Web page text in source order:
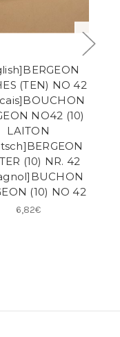
(TEN) NO 42
NO42 (10)
LAITON
(10) NR. 42
(10) NO 42
6,82€